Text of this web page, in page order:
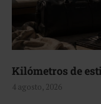
Perry Ellis